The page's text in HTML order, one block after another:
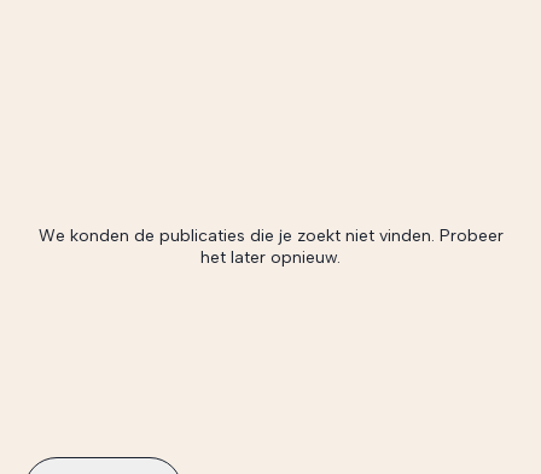
We konden de publicaties die je zoekt niet vinden. Probeer
het later opnieuw.